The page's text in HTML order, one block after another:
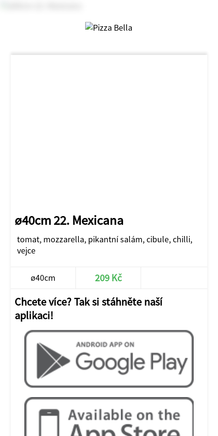
ø40cm 22. Mexicana
tomat, mozzarella, pikantní salám, cibule, chilli,
vejce
ø40cm 209 Kč
Chcete více? Tak si stáhněte naší
aplikaci!